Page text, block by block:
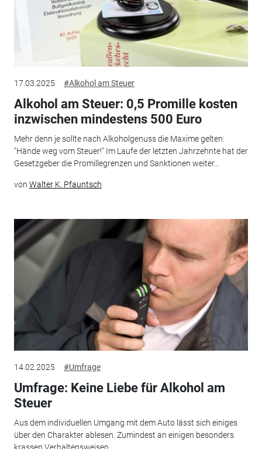
17.03.2025 #Alkohol am Steuer
Alkohol am Steuer: 0,5 Promille kosten
inzwischen mindestens 500 Euro
Mehr denn je sollte nach Alkoholgenuss die Maxime gelten:
"Hände weg vom Steuer!" Im Laufe der letzten Jahrzehnte hat der
Gesetzgeber die Promillegrenzen und Sanktionen weiter...
von Walter K. Pfauntsch
14.02.2025 #Umfrage
Umfrage: Keine Liebe für Alkohol am
Steuer
Aus dem individuellen Umgang mit dem Auto lässt sich einiges
über den Charakter ablesen. Zumindest an einigen besonders